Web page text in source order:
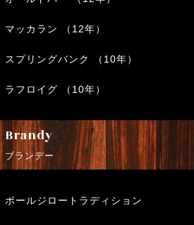
マッカラン （12年）
スプリングバンク （10年）
ラフロイグ （10年）
Brandy
ブランデー
ポールジロートラディション